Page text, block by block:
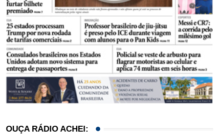
OUÇA RÁDIO ACHEI: